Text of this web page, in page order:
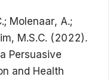
Molenaar, A.;
M.S.C. (2022).
Persuasive
and Health